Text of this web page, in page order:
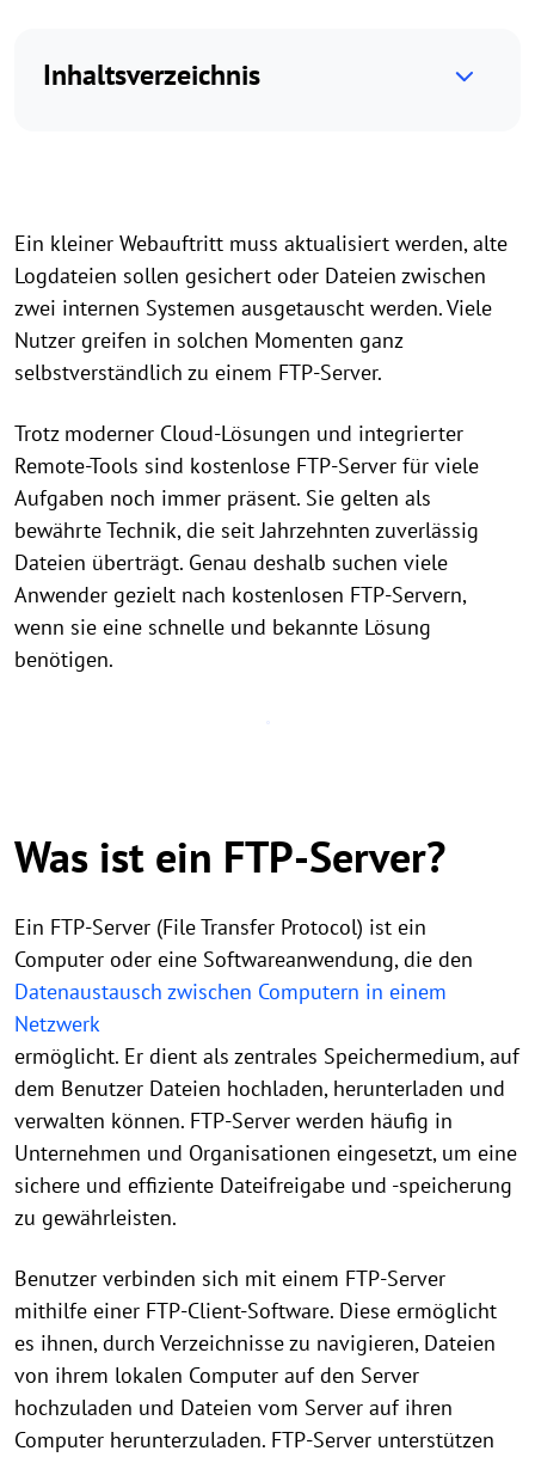
Inhaltsverzeichnis
Ein kleiner Webauftritt muss aktualisiert werden, alte
Logdateien sollen gesichert oder Dateien zwischen
zwei internen Systemen ausgetauscht werden. Viele
Nutzer greifen in solchen Momenten ganz
selbstverständlich zu einem FTP-Server.
Trotz moderner Cloud-Lösungen und integrierter
Remote-Tools sind kostenlose FTP-Server für viele
Aufgaben noch immer präsent. Sie gelten als
bewährte Technik, die seit Jahrzehnten zuverlässig
Dateien überträgt. Genau deshalb suchen viele
Anwender gezielt nach kostenlosen FTP-Servern,
wenn sie eine schnelle und bekannte Lösung
benötigen.
Was ist ein FTP-Server?
Ein FTP-Server (File Transfer Protocol) ist ein
Computer oder eine Softwareanwendung, die den
Datenaustausch zwischen Computern in einem
Netzwerk
ermöglicht. Er dient als zentrales Speichermedium, auf
dem Benutzer Dateien hochladen, herunterladen und
verwalten können. FTP-Server werden häufig in
Unternehmen und Organisationen eingesetzt, um eine
sichere und effiziente Dateifreigabe und -speicherung
zu gewährleisten.
Benutzer verbinden sich mit einem FTP-Server
mithilfe einer FTP-Client-Software. Diese ermöglicht
es ihnen, durch Verzeichnisse zu navigieren, Dateien
von ihrem lokalen Computer auf den Server
hochzuladen und Dateien vom Server auf ihren
Computer herunterzuladen. FTP-Server unterstützen